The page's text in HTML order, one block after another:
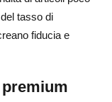
tasso di
fiducia e